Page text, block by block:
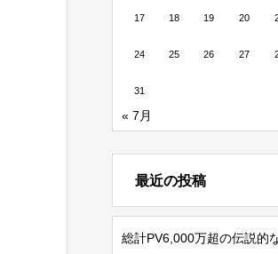
17 18 19 20
24 25 26 27
31
« 7月
最近の投稿
総計PV6,000万超の伝説的